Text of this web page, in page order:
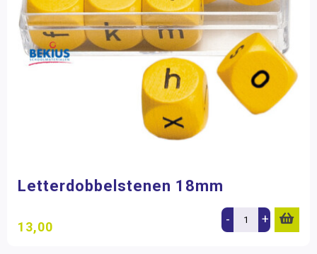
Letterdobbelstenen 18mm
13,00 - +